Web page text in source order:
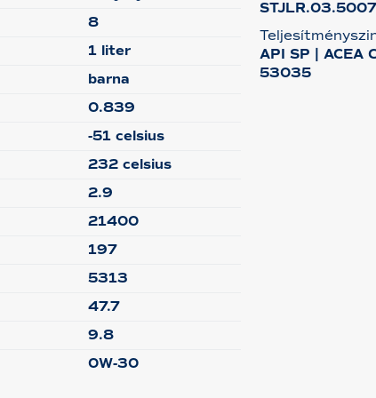
8
1 liter
barna
0.839
-51 celsius
232 celsius
2.9
21400
197
5313
47.7
9.8
0W-30
STJLR.03.5007
API SP | ACEA
53035